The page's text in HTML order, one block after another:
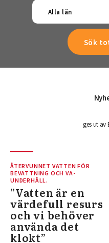
Alla län
ges ut av
ÅTERVUNNET VATTEN FÖR
BEVATTNING OCH VA-
UNDERHÅLL.
”Vatten är en
värdefull resurs
och vi behöver
använda det
klokt”